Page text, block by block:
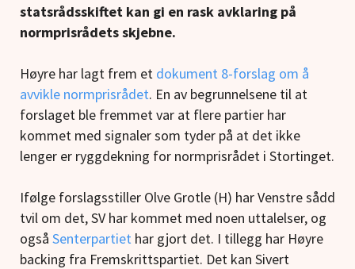
statsrådsskiftet kan gi en rask avklaring på
normprisrådets skjebne.
Høyre har lagt frem et dokument 8-forslag om å
avvikle normprisrådet. En av begrunnelsene til at
forslaget ble fremmet var at flere partier har
kommet med signaler som tyder på at det ikke
lenger er ryggdekning for normprisrådet i Stortinget.
Ifølge forslagsstiller Olve Grotle (H) har Venstre sådd
tvil om det, SV har kommet med noen uttalelser, og
også Senterpartiet har gjort det. I tillegg har Høyre
backing fra Fremskrittspartiet. Det kan Sivert